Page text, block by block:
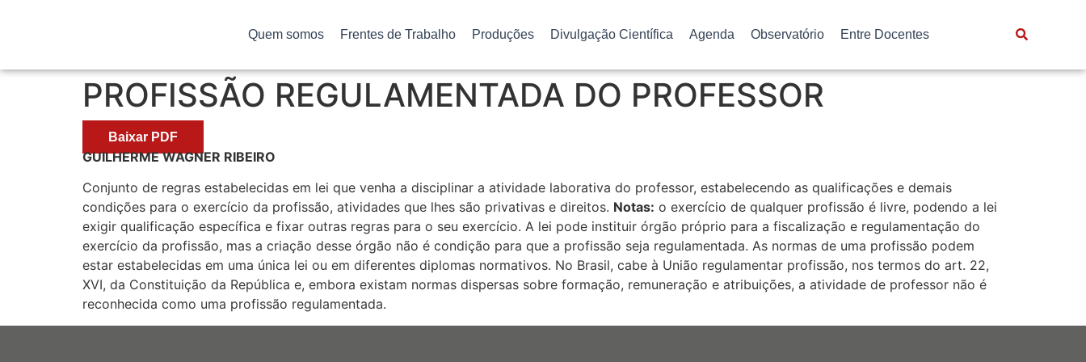
Quem somos Frentes de Trabalho Produções Divulgação Científica Agenda Observatório Entre Docentes
PROFISSÃO REGULAMENTADA DO PROFESSOR
Baixar PDF
GUILHERME WAGNER RIBEIRO
Conjunto de regras estabelecidas em lei que venha a disciplinar a atividade laborativa do professor, estabelecendo as qualificações e demais
condições para o exercício da profissão, atividades que lhes são privativas e direitos. Notas: o exercício de qualquer profissão é livre, podendo a lei
exigir qualificação específica e fixar outras regras para o seu exercício. A lei pode instituir órgão próprio para a fiscalização e regulamentação do
exercício da profissão, mas a criação desse órgão não é condição para que a profissão seja regulamentada. As normas de uma profissão podem
estar estabelecidas em uma única lei ou em diferentes diplomas normativos. No Brasil, cabe à União regulamentar profissão, nos termos do art. 22,
XVI, da Constituição da República e, embora existam normas dispersas sobre formação, remuneração e atribuições, a atividade de professor não é
reconhecida como uma profissão regulamentada.